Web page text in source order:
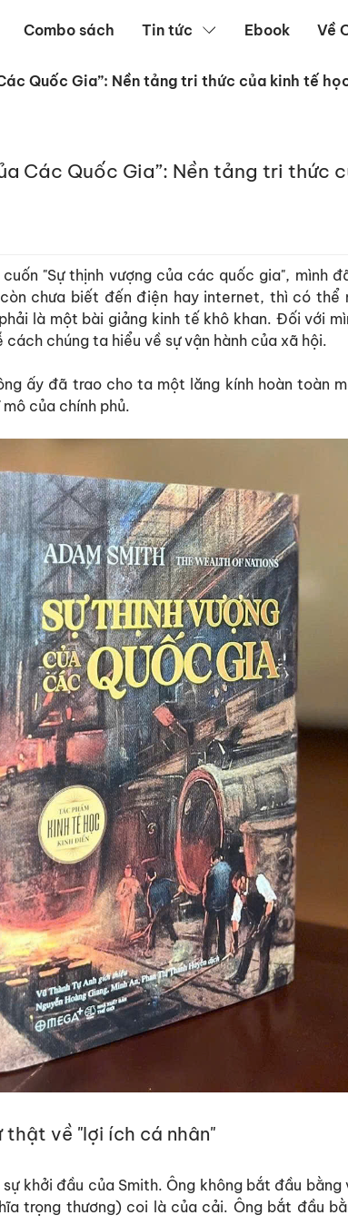
Combo sách Tin tức Ebook Về
Quốc Gia”: Nền tảng tri thức của kinh tế
Các Quốc Gia”: Nền tảng tri thức
"Sự thịnh vượng của các quốc gia", mình
chưa biết đến điện hay internet, thì có thể
là một bài giảng kinh tế khô khan. Đối với
chúng ta hiểu về sự vận hành của xã hội.
ấy đã trao cho ta một lăng kính hoàn toàn
của chính phủ.
thật về "lợi ích cá nhân"
khởi đầu của Smith. Ông không bắt đầu
trọng thương) coi là của cải. Ông bắt đầu